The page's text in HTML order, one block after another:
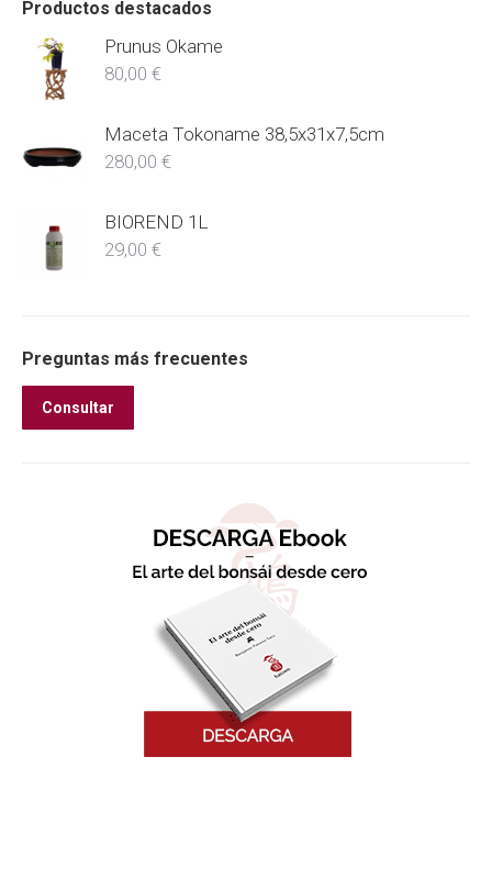
Productos destacados
Prunus Okame
80,00 €
Maceta Tokoname 38,5x31x7,5cm
280,00 €
BIOREND 1L
29,00 €
Preguntas más frecuentes
Consultar